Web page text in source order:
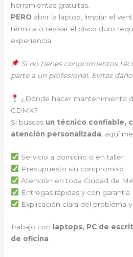
herramientas gratuitas.
PERO abrir la laptop, limpiar el
térmica o revisar el disco duro
experiencia.
Si no tienes conocimientos
parte a un profesional. Evitas
¿Dónde hacer mantenimiento
CDMX?
Si buscas un técnico confiable,
atención personalizada , aquí
Servicio a domicilio o en taller
Presupuesto sin compromiso
Atención en toda Ciudad de
Entregas rápidas y con garantía
Explicación clara del problema
Trabajo con
laptops, PC de
de oficina.